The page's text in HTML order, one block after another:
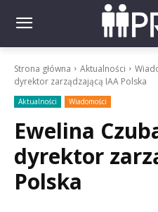
Strona główna Aktualności
dyrektor zarządzającą IAA Polska
Aktualności Wiadomości
Ewelina
dyrektor
Polska